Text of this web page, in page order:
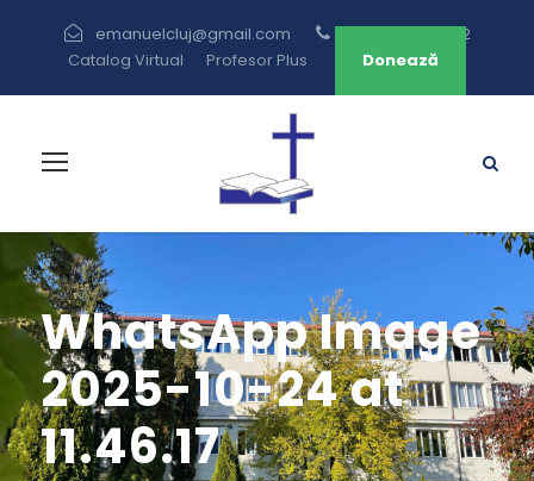
emanuelcluj@gmail.com
+40 264 433 582
Catalog Virtual
Profesor Plus Donează
WhatsApp Image
2025-10-24 at
11.46.17